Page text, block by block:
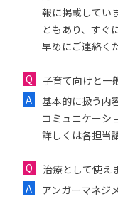
報に掲載してい
ともあり、すぐ
早めにご連絡く
子育て向けと一
基本的に扱う内
コミュニケーシ
詳しくは各担当
治療として使え
アンガーマネジ